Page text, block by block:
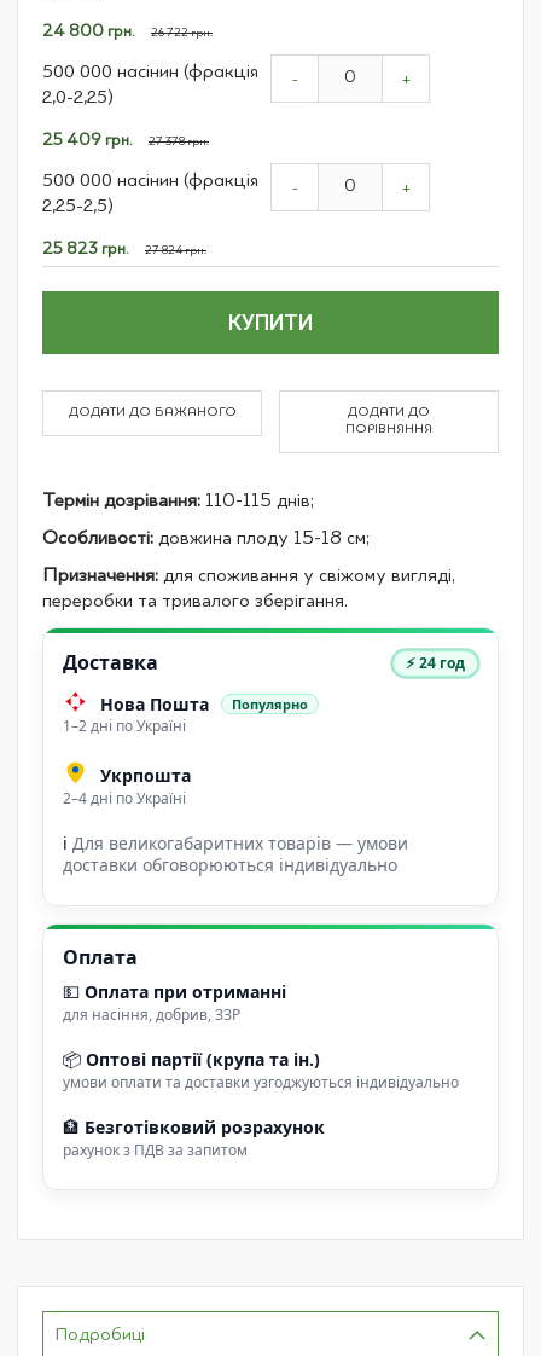
Спеціальна
24 800 грн. 26 722 грн.
500 000 насінин (фракція
2,0-2,25)
Спеціальна
25 409 грн. 27 378 грн.
- +
500 000 насінин (фракція
2,25-2,5)
Спеціальна
ціна
25 823 грн. 27 824 грн.
- +
КУПИТИ
ДОДАТИ ДО БАЖАНОГО
ДОДАТИ ДО
ПОРІВНЯННЯ
Термін дозрівання: 110-115 днів;
Особливості: довжина плоду 15-18 см;
Призначення: для споживання у свіжому вигляді,
переробки та тривалого зберігання.
Доставка ⚡ 24 год
Нова Пошта Популярно
1–2 дні по Україні
Укрпошта
2–4 дні по Україні
ℹ Для великогабаритних товарів — умови
доставки обговорюються індивідуально
Оплата
💵 Оплата при отриманні
для насіння, добрив, ЗЗР
📦 Оптові партії (крупа та ін.)
умови оплати та доставки узгоджуються індивідуально
🏦 Безготівковий розрахунок
рахунок з ПДВ за запитом
Подробиці